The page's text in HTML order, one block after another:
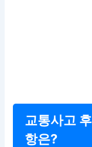
교통사고
항은?